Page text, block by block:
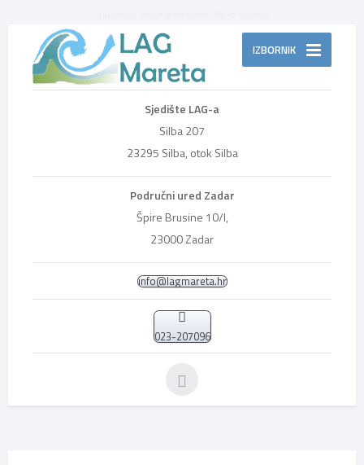
IZBORNIK
Sjedište LAG-a
Silba 207
23295 Silba, otok Silba
Područni ured Zadar
Špire Brusine 10/I,
23000 Zadar
info@lagmareta.hr
023-207096